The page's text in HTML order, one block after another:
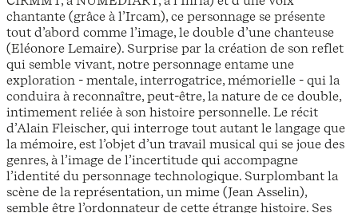
chantante (grâce à l’Ircam), ce personnage se présente
tout d’abord comme l’image, le double d’une chanteuse
(Eléonore Lemaire). Surprise par la création de son reflet
qui semble vivant, notre personnage entame une
exploration - mentale, interrogatrice, mémorielle - qui la
conduira à reconnaître, peut-être, la nature de ce double,
intimement reliée à son histoire personnelle. Le récit
d’Alain Fleischer, qui interroge tout autant le langage que
la mémoire, est l’objet d’un travail musical qui se joue des
genres, à l’image de l’incertitude qui accompagne
l’identité du personnage technologique. Surplombant la
scène de la représentation, un mime (Jean Asselin),
semble être l’ordonnateur de cette étrange histoire. Ses